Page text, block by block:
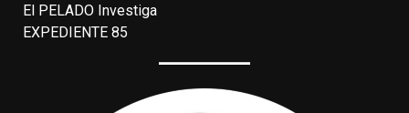
El PELADO Investiga
EXPEDIENTE 85